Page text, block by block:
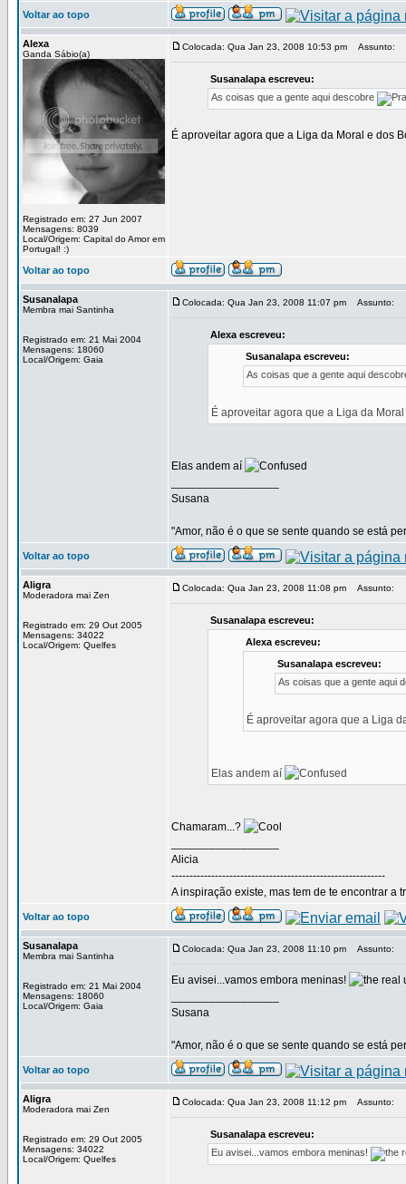
Voltar ao topo
Alexa
Ganda Sábio(a)
Registrado em: 27 Jun 2007
Mensagens: 8039
Local/Origem: Capital do Amor em
Portugal! :)
Colocada: Qua Jan 23, 2008 10:53 pm Assunto:
Susanalapa escreveu:
As coisas que a gente aqui descobre
É aproveitar agora que a Liga da Moral e dos
Voltar ao topo
Susanalapa
Membra mai Santinha
Registrado em: 21 Mai 2004
Mensagens: 18060
Local/Origem: Gaia
Colocada: Qua Jan 23, 2008 11:07 pm Assunto:
Alexa escreveu:
Susanalapa escreveu:
As coisas que a gente aqui
É aproveitar agora que a Liga da
Elas andem aí
Susana
"Amor, não é o que se sente quando se está
Voltar ao topo
Aligra
Moderadora mai Zen
Registrado em: 29 Out 2005
Mensagens: 34022
Local/Origem: Quelfes
Colocada: Qua Jan 23, 2008 11:08 pm Assunto:
Susanalapa escreveu:
Alexa escreveu:
Susanalapa escreveu:
As coisas que a gente aqui
É aproveitar agora que a Liga
Elas andem aí
Chamaram...?
Alicia
-----------------------------------------------------------
A inspiração existe, mas tem de te encontrar a
Voltar ao topo
Susanalapa
Membra mai Santinha
Registrado em: 21 Mai 2004
Mensagens: 18060
Local/Origem: Gaia
Colocada: Qua Jan 23, 2008 11:10 pm Assunto:
Eu avisei...vamos embora meninas!
Susana
"Amor, não é o que se sente quando se está
Voltar ao topo
Aligra
Moderadora mai Zen
Registrado em: 29 Out 2005
Mensagens: 34022
Local/Origem: Quelfes
Colocada: Qua Jan 23, 2008 11:12 pm Assunto:
Susanalapa escreveu:
Eu avisei...vamos embora meninas!